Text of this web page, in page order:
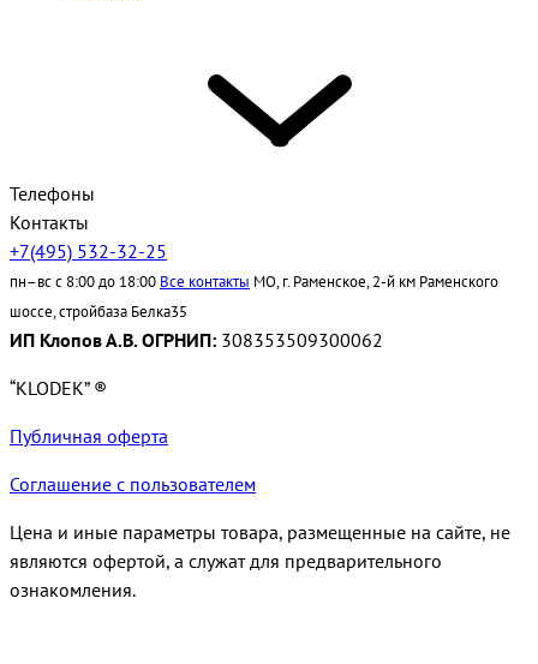
Телефоны
Контакты
+7(495) 532-32-25
пн–вс с 8:00 до 18:00 Все контакты МО, г. Раменское, 2-й км Раменского
шоссе, стройбаза Белка35
ИП Клопов А.В. ОГРНИП: 308353509300062
“KLODEK” ®
Публичная оферта
Соглашение с пользователем
Цена и иные параметры товара, размещенные на сайте, не
являются офертой, а служат для предварительного
ознакомления.